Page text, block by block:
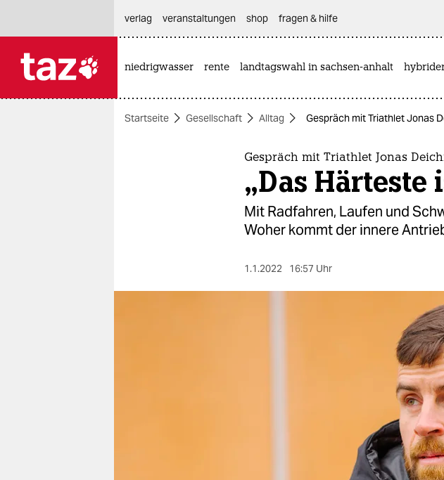
themen
verlag
veranstaltungen shop fragen & hilfe
niedrigwasser rente landtagswahl in sachsen-anhalt
Startseite Gesellschaft Alltag Gespräch mit Triathlet Jonas
Gespräch mit Triathlet Jonas
„Das Härteste
Mit Radfahren, Laufen und
Woher kommt der innere
1.1.2022 16:57 Uhr